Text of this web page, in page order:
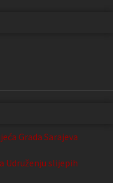
Grada Sarajeva
Udruženju slijepih